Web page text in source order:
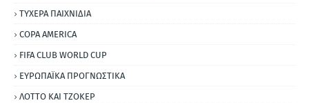
ΤΥΧΕΡΑ ΠΑΙΧΝΙΔΙΑ
COPA AMERICA
FIFA CLUB WORLD CUP
ΕΥΡΩΠΑΪΚΑ ΠΡΟΓΝΩΣΤΙΚΑ
ΛΟΤΤΟ ΚΑΙ ΤΖΟΚΕΡ